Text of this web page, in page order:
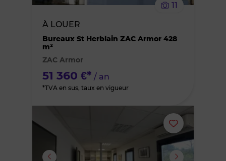
11
À LOUER
Bureaux St Herblain ZAC Armor 428
m²
ZAC Armor
51 360 €* / an
*TVA en sus, taux en vigueur
Ajouter
ou